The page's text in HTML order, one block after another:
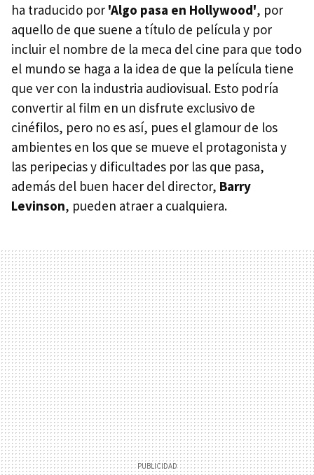
ha traducido por 'Algo pasa en Hollywood', por
aquello de que suene a título de película y por
incluir el nombre de la meca del cine para que todo
el mundo se haga a la idea de que la película tiene
que ver con la industria audiovisual. Esto podría
convertir al film en un disfrute exclusivo de
cinéfilos, pero no es así, pues el glamour de los
ambientes en los que se mueve el protagonista y
las peripecias y dificultades por las que pasa,
además del buen hacer del director, Barry
Levinson, pueden atraer a cualquiera.